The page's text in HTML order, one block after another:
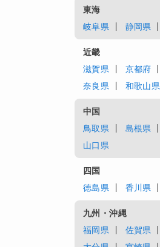
東海
岐阜県
静岡県
近畿
滋賀県
京都府
奈良県
和歌山県
中国
鳥取県
島根県
山口県
四国
徳島県
香川県
九州・沖縄
福岡県
佐賀県